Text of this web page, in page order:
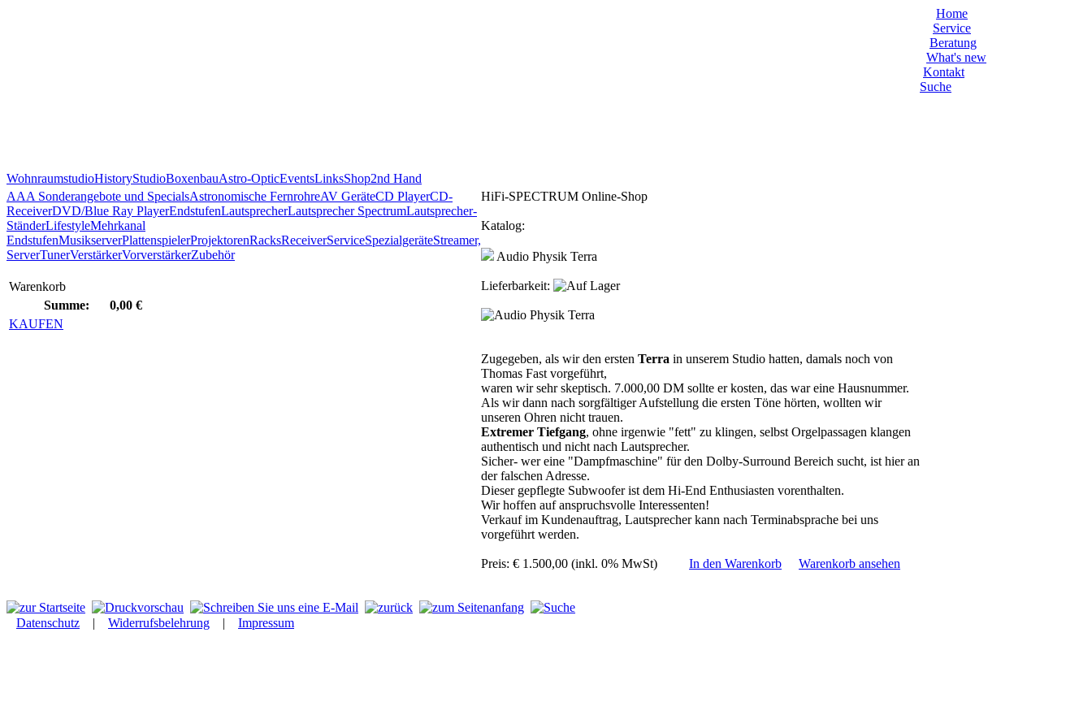
Home
Service
Beratung
What's new
Kontakt
Suche
WohnraumstudioHistoryStudioBoxenbauAstro-OpticEventsLinksShop2nd Hand
AAA Sonderangebote und SpecialsAstronomische FernrohreAV GeräteCD PlayerCD-
ReceiverDVD/Blue Ray PlayerEndstufenLautsprecherLautsprecher SpectrumLautsprecher-
StänderLifestyleMehrkanal
EndstufenMusikserverPlattenspielerProjektorenRacksReceiverServiceSpezialgeräteStreamer,
ServerTunerVerstärkerVorverstärkerZubehör
Warenkorb
Summe:
0,00 €
KAUFEN
HiFi-SPECTRUM Online-Shop
Katalog:
Audio Physik Terra
Lieferbarkeit:
Zugegeben, als wir den ersten Terra in unserem Studio hatten, damals noch von
Thomas Fast vorgeführt,
waren wir sehr skeptisch. 7.000,00 DM sollte er kosten, das war eine Hausnummer.
Als wir dann nach sorgfältiger Aufstellung die ersten Töne hörten, wollten wir
unseren Ohren nicht trauen.
Extremer Tiefgang, ohne irgenwie "fett" zu klingen, selbst Orgelpassagen klangen
authentisch und nicht nach Lautsprecher.
Sicher- wer eine "Dampfmaschine" für den Dolby-Surround Bereich sucht, ist hier an
der falschen Adresse.
Dieser gepflegte Subwoofer ist dem Hi-End Enthusiasten vorenthalten.
Wir hoffen auf anspruchsvolle Interessenten!
Verkauf im Kundenauftrag, Lautsprecher kann nach Terminabsprache bei uns
vorgeführt werden.
Preis: € 1.500,00 (inkl. 0% MwSt) In den Warenkorb Warenkorb ansehen
Datenschutz | Widerrufsbelehrung | Impressum